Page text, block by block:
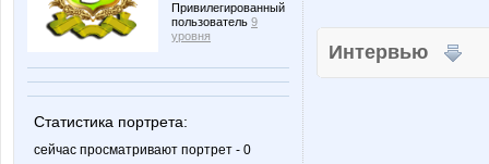
Привилегированный
пользователь 9
уровня
Статистика портрета:
сейчас просматривают портрет - 0
Интервью